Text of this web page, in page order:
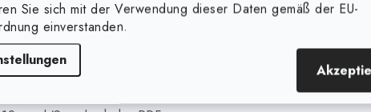
Sie sich mit der Verwendung dieser Daten gemäß der EU-
einverstanden.
j – die Leuchte kann
für die Photosynthese
führt.